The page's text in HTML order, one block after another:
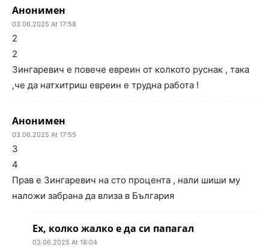
Анонимен
03.06.2025 At 17:58
2
2
Зингаревич е повече евреин от колкото руснак , така
,че да натхитриш евреин е трудна работа !
Анонимен
03.06.2025 At 17:55
3
4
Прав е Зингаревич на сто процента , нали шиши му
наложи забрана да влиза в България
Ех, колко жалко е да си папагал
03.06.2025 At 18:04